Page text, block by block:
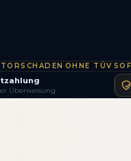
OHNE TÜV·
Überweisung